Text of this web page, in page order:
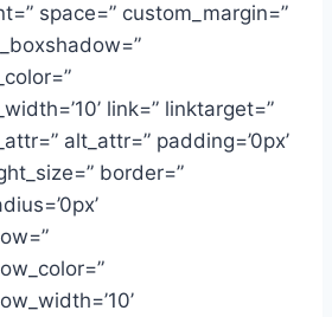
space=” custom_margin=”
link=” linktarget=”
alt_attr=” padding=’0px’
border=”